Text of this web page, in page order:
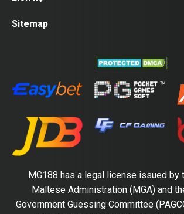
Sitemap
MG188 has a legal license issued by
Maltese Administration (MGA) and
Government Guessing Committee